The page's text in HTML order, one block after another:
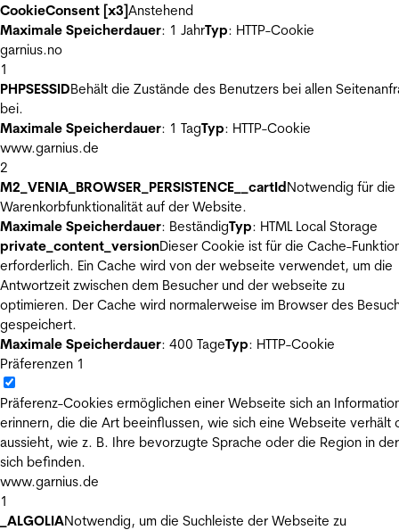
CookieConsent [x3]Anstehend
Maximale Speicherdauer: 1 JahrTyp: HTTP-Cookie
garnius.no
1
PHPSESSIDBehält die Zustände des Benutzers bei allen
bei.
Maximale Speicherdauer: 1 TagTyp: HTTP-Cookie
www.garnius.de
2
M2_VENIA_BROWSER_PERSISTENCE__cartIdNotwendig für die
Warenkorbfunktionalität auf der Website.
Maximale Speicherdauer: BeständigTyp: HTML Local Storage
private_content_versionDieser Cookie ist für die Cache-
erforderlich. Ein Cache wird von der webseite verwendet, um die
Antwortzeit zwischen dem Besucher und der webseite zu
optimieren. Der Cache wird normalerweise im Browser des
gespeichert.
Maximale Speicherdauer: 400 TageTyp: HTTP-Cookie
Präferenzen 1
Präferenz-Cookies ermöglichen einer Webseite sich an
erinnern, die die Art beeinflussen, wie sich eine Webseite verhält
aussieht, wie z. B. Ihre bevorzugte Sprache oder die Region in
sich befinden.
www.garnius.de
1
_ALGOLIANotwendig, um die Suchleiste der Webseite zu